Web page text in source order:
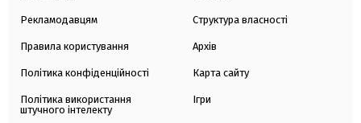
Рекламодавцям
Правила користування
Політика конфіденційності
Політика використання
штучного інтелекту
Структура власності
Архів
Карта сайту
Ігри